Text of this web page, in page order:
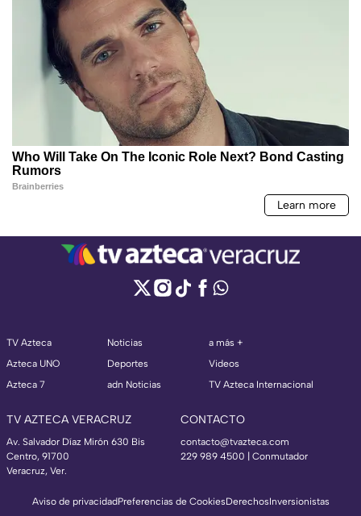
TV Azteca
Azteca UNO
Azteca 7
Noticias
Deportes
adn Noticias
a más +
Videos
TV Azteca Internacional
TV AZTECA VERACRUZ
Av. Salvador Díaz Mirón 630 Bis
Centro, 91700
Veracruz, Ver.
CONTACTO
contacto@tvazteca.com
229 989 4500 | Conmutador
Aviso de privacidadPreferencias de CookiesDerechosInversionistas